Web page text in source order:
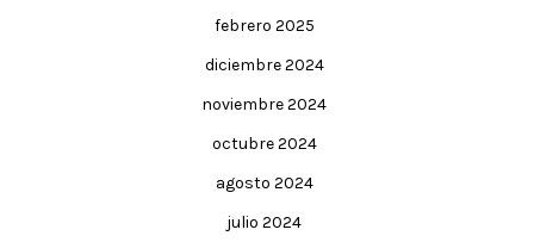
febrero 2025
diciembre 2024
noviembre 2024
octubre 2024
agosto 2024
julio 2024